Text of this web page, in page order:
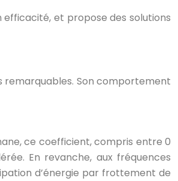
et propose des solutions
remarquables. Son comportement
ce coefficient, compris entre 0
En revanche, aux fréquences
d’énergie par frottement de